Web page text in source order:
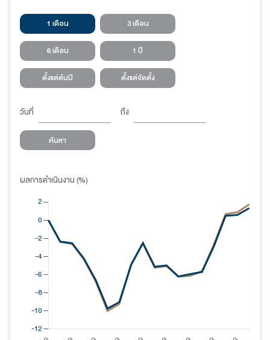
1 เดือน 3 เดือน
6 เดือน 1 ปี
ตั้งแต่ต้นปี ตั้งแต่จัดตั้ง
วันที่ ถึง
ค้นหา
ผลการดำเนินงาน (%)